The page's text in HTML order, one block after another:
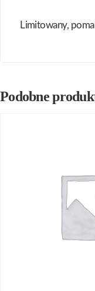
Limitowany,
Podobne